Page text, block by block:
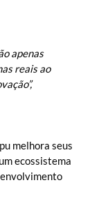
apenas
reais ao
melhora seus
ecossistema